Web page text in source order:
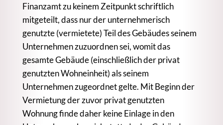
Finanzamt zu keinem Zeitpunkt schriftlich
mitgeteilt, dass nur der unternehmerisch
genutzte (vermietete) Teil des Gebäudes seinem
Unternehmen zuzuordnen sei, womit das
gesamte Gebäude (einschließlich der privat
genutzten Wohneinheit) als seinem
Unternehmen zugeordnet gelte. Mit Beginn der
Vermietung der zuvor privat genutzten
Wohnung finde daher keine Einlage in den